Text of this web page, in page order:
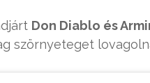
Don Diablo és
szörnyeteget